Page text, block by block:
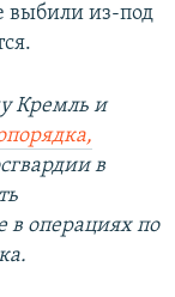
выбили из-под
Кремль и
в
в операциях по